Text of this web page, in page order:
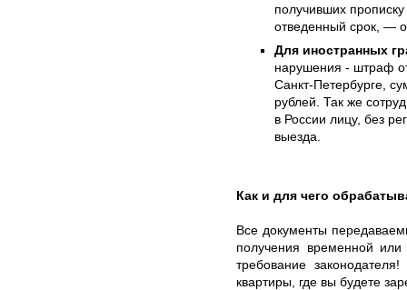
получивших
отведенный срок, —
Для иностранных
нарушения - штраф
Санкт-Петербурге,
рублей. Так же
в России лицу, без
выезда.
Как и для чего
Все документы
получения временной
требование
квартиры, где вы будете